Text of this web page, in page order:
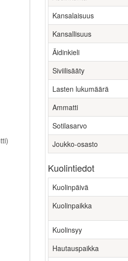
Kansalaisuus
Kansallisuus
Äidinkieli
Siviilisääty
Lasten lukumäärä
Ammatti
Sotilasarvo
Joukko-osasto
Kuolintiedot
Kuolinpäivä
Kuolinpaikka
Kuolinsyy
Hautauspaikka